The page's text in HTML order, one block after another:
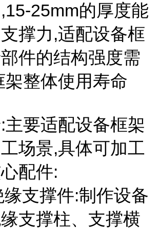
25mm的厚度能
撑力,适配设备框
件的结构强度需
架整体使用寿命
主要适配设备框架
场景,具体可加工
配件:
缘支撑件:制作设备
支撑柱、支撑横